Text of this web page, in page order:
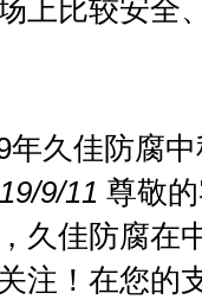
上比较安全
年久佳防腐
9/11 尊敬
久佳防腐在
注！在您的